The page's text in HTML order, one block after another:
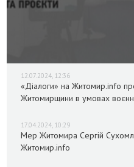
12.07.2024, 12:36
«Діалоги» на Житомир.info
Житомирщини в умовах
17.04.2024, 10:29
Мер Житомира Сергій
Житомир.info